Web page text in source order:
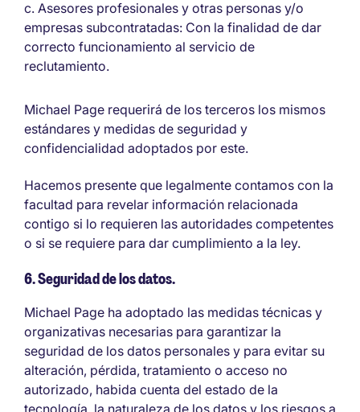
Asesores profesionales y otras personas y/o
empresas subcontratadas: Con la finalidad de dar
correcto funcionamiento al servicio de
reclutamiento.
Michael Page requerirá de los terceros los mismos
estándares y medidas de seguridad y
confidencialidad adoptados por este.
Hacemos presente que legalmente contamos con la
facultad para revelar información relacionada
contigo si lo requieren las autoridades competentes
o si se requiere para dar cumplimiento a la ley.
6. Seguridad de los datos.
Michael Page ha adoptado las medidas técnicas y
organizativas necesarias para garantizar la
seguridad de los datos personales y para evitar su
alteración, pérdida, tratamiento o acceso no
autorizado, habida cuenta del estado de la
tecnología, la naturaleza de los datos y los riesgos a